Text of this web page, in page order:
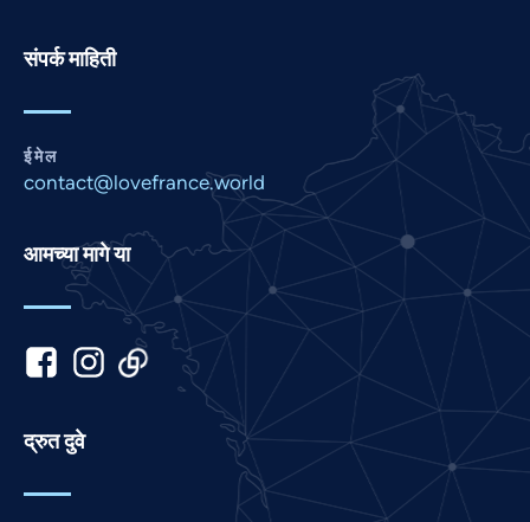
संपर्क माहिती
ईमेल
contact@lovefrance.world
आमच्या मागे या
द्रुत दुवे
French
German
Indonesian
Italian
Kannada
Korean
Malay
Nepali